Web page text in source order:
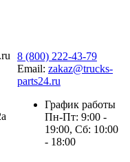
8 (800) 222-43-79
Email: zakaz@trucks-
parts24.ru
График работы
Пн-Пт: 9:00 -
19:00, Сб: 10:00
- 18:00